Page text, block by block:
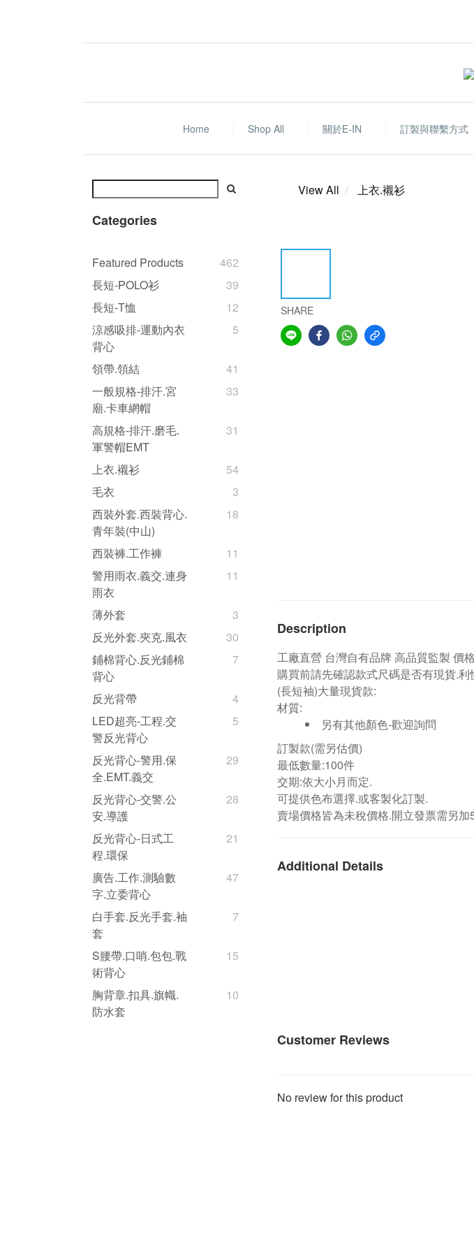
Home Shop All 關於E-IN 訂製與聯繫方式
Categories
Featured Products
462
長短-POLO衫
39
長短-T恤
12
涼感吸排-運動內衣
背心
5
領帶.領結
41
一般規格-排汗.宮
廟.卡車網帽
33
高規格-排汗.磨毛.
軍警帽EMT
31
上衣.襯衫
54
毛衣
3
西裝外套.西裝背心.
青年裝(中山)
18
西裝褲.工作褲
11
警用雨衣.義交.連身
雨衣
11
薄外套
3
反光外套.夾克.風衣
30
鋪棉背心.反光鋪棉
背心
7
反光背帶
4
LED超亮-工程.交
警反光背心
5
反光背心-警用.保
全.EMT.義交
29
反光背心-交警.公
安.導護
28
反光背心-日式工
程.環保
21
廣告.工作.測驗數
字.立委背心
47
白手套.反光手套.袖
套
7
S腰帶.口哨.包包.戰
術背心
15
胸背章.扣具.旗幟.
防水套
10
View All 上衣.襯衫
SHARE
Description
工廠直營 台灣自有品牌 高品質監製 價
購買前請先確認款式尺碼是否有現貨.利
(長短袖)大量現貨款:
材質:
另有其他顏色-歡迎詢問
訂製款(需另估價)
最低數量:100件
交期:依大小月而定.
可提供色布選擇.或客製化訂製.
賣場價格皆為未稅價格.開立發票需另加
Additional Details
Customer Reviews
No review for this product